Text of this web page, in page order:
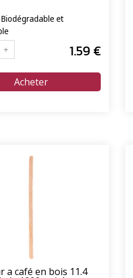
et
1.59 €
a café en bois 11.4